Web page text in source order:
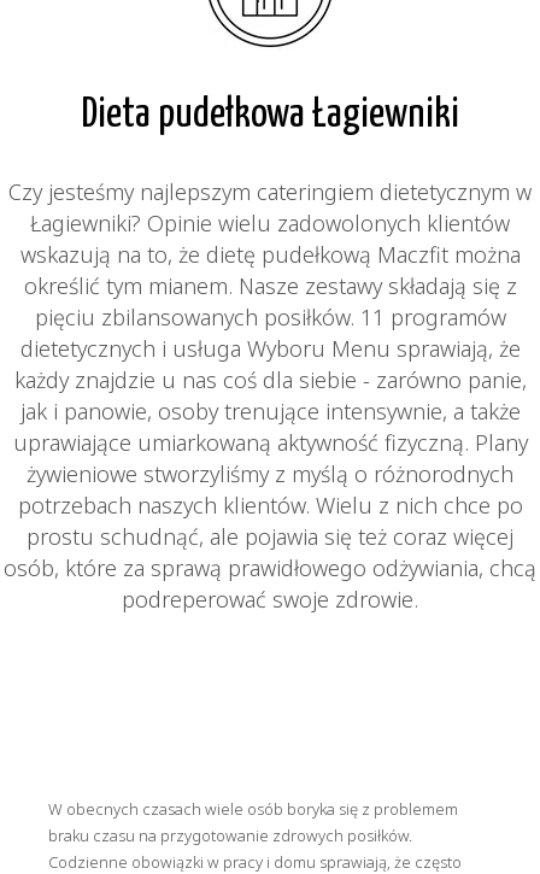
Dieta pudełkowa Łagiewniki
Czy jesteśmy najlepszym cateringiem dietetycznym w
Łagiewniki? Opinie wielu zadowolonych klientów
wskazują na to, że dietę pudełkową Maczfit można
określić tym mianem. Nasze zestawy składają się z
pięciu zbilansowanych posiłków. 11 programów
dietetycznych i usługa Wyboru Menu sprawiają, że
każdy znajdzie u nas coś dla siebie - zarówno panie,
jak i panowie, osoby trenujące intensywnie, a także
uprawiające umiarkowaną aktywność fizyczną. Plany
żywieniowe stworzyliśmy z myślą o różnorodnych
potrzebach naszych klientów. Wielu z nich chce po
prostu schudnąć, ale pojawia się też coraz więcej
osób, które za sprawą prawidłowego odżywiania, chcą
podreperować swoje zdrowie.
W obecnych czasach wiele osób boryka się z problemem
braku czasu na przygotowanie zdrowych posiłków.
Codzienne obowiązki w pracy i domu sprawiają, że często